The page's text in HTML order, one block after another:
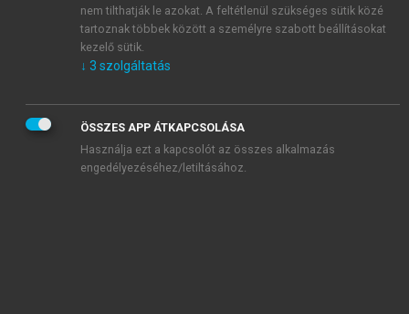
mersz.huoldalak licencszerződéseiben foglaltakat
tudomásul veszem és elfogadom.
KIPRÓBÁLOM
nem tilthatják le azokat. A feltétlenül szükséges sütik közé
tartoznak többek között a személyre szabott beállításokat
kezelő sütik.
↓ 3 szolgáltatás
ÖSSZES APP ÁTKAPCSOLÁSA
Használja ezt a kapcsolót az összes alkalmazás
engedélyezéséhez/letiltásához.